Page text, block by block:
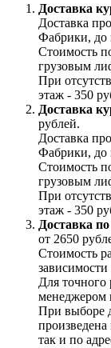
Доставка
Доставка
Фабрики, до
Стоимость
грузовым
При
этаж - 350
Доставка
рублей.
Доставка
Фабрики, до
Стоимость
грузовым
При
этаж - 350
Доставка
от 2650
Стоимость
зависимости
Для точного
менеджером
При выборе
так и по